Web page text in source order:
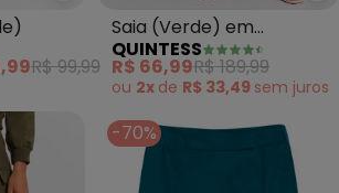
R$ 99,99
Saia (Verde) em
Camadas
QUINTESS
R$ 66,99R$ 189,99
ou 2x de R$ 33,49 sem juros
-70%